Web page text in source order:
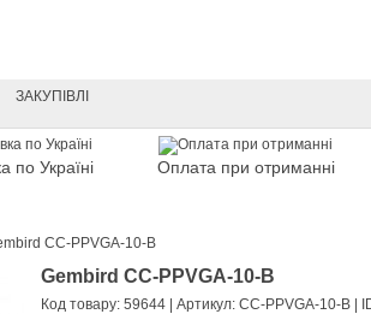
ЗАКУПІВЛІ
по Україні Оплата при отриманні
CC-PPVGA-10-B
Gembird CC-PPVGA-10-B
Код товару: 59644 | Артикул: CC-PPVGA-10-B
|